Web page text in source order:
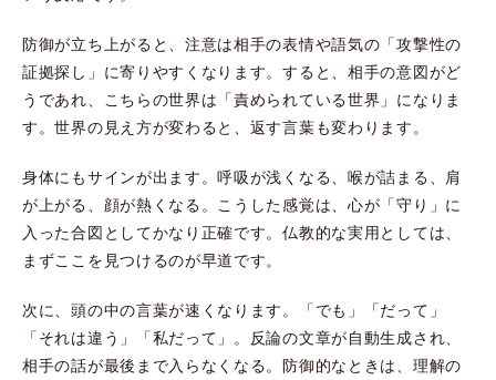
防御が立ち上がると、注意は相手の表情や語気の「攻撃性の
証拠探し」に寄りやすくなります。すると、相手の意図がど
うであれ、こちらの世界は「責められている世界」になりま
す。世界の見え方が変わると、返す言葉も変わります。
身体にもサインが出ます。呼吸が浅くなる、喉が詰まる、肩
が上がる、顔が熱くなる。こうした感覚は、心が「守り」に
入った合図としてかなり正確です。仏教的な実用としては、
まずここを見つけるのが早道です。
次に、頭の中の言葉が速くなります。「でも」「だって」
「それは違う」「私だって」。反論の文章が自動生成され、
相手の話が最後まで入らなくなる。防御的なときは、理解の